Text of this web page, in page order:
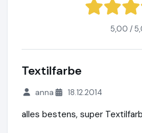
5,00 /
Textilfarbe
anna 18.12.2014
alles bestens, super